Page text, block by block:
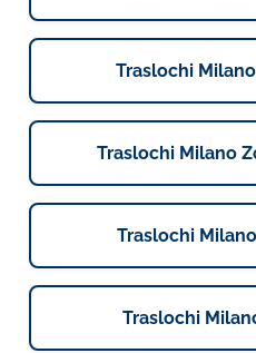
Traslochi
Traslochi Milano
Traslochi
Traslochi